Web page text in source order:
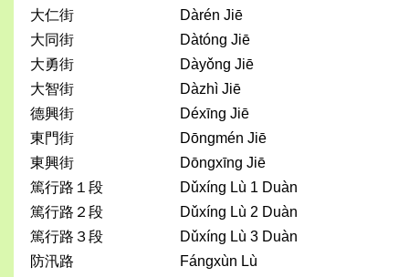
大仁街
Dàrén Jiē
大同街
Dàtóng Jiē
大勇街
Dàyǒng Jiē
大智街
Dàzhì Jiē
德興街
Déxīng Jiē
東門街
Dōngmén Jiē
東興街
Dōngxīng Jiē
篤行路１段
Dǔxíng Lù 1 Duàn
篤行路２段
Dǔxíng Lù 2 Duàn
篤行路３段
Dǔxíng Lù 3 Duàn
防汛路
Fángxùn Lù